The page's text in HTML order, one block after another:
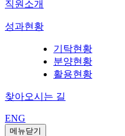
직원소개
성과현황
기탁현황
분양현황
활용현황
찾아오시는 길
ENG
메뉴닫기